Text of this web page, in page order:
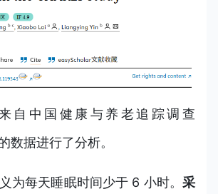
自中国健康与养老追踪调查
数据进行了分析。
为每天睡眠时间少于 6 小时。 采